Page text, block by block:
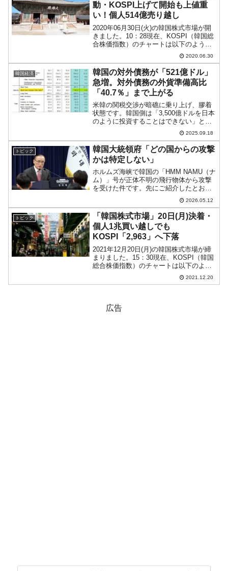
動・KOSPI上げて開始も上値重
い！個人514億売り越し
2020年06月30日(火)の韓国株式市場が開
きました。10：28現在、KOSPI（韓国総
合株価指数）のチャートは以下のように
『Investing.com』より引用）。前日から
上げて始まったのですが、上値が重い初
動と...
2020.06.30
韓国経済
韓国の対外債務が「521億ドル」
急増。対外債務の外貨準備高比
「40.7％」まで上がる
米韓の関税交渉が暗礁に乗り上げ、膠着
状態です。韓国側は「3,500億ドルを日本
のように投資することはできない」と拒
否しており、関税はいまだに25％が科せ
られる状態となっています。合衆国が要
求しているのは3,500億ドルだけではあり
ません。別...
2025.09.18
トピック
韓国大統領府「どの国からの攻撃
かは特定しない」
ホルムズ海峡で韓国の「HMM NAMU（ナ
ム）」号が正体不明の飛行物体から攻撃
を受けた件です。先にご紹介したとお
り、韓国外交部はナム号の調査結果を公
表しましたが、1分間に2機のドローンか
ら攻撃を受けた――としました。アメリ
カ合衆国のトランプ...
2026.05.12
トピック
「韓国株式市場」20日(月)決着・
個人1兆買い越しでも
KOSPI「2,963」へ下落
2021年12月20日(月)の韓国株式市場が締
まりました。15：30現在、KOSPI（韓国
総合株価指数）のチャートは以下のよう
『Investing.com』より引用）。本日は下
2021.12.20
広告